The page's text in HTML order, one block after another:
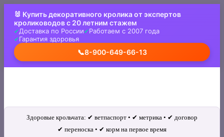
content
🐰 Купить декоративного кролика от экспертов
кролиководов с 20 летним стажем
Доставка по России
Работаем с 2007 года
Гарантия здоровья
📞8-900-649-66-13
Здоровые крольчата: ✔ ветпаспорт • ✔ метрика • ✔ договор
✔ переноска • ✔ корм на первое время